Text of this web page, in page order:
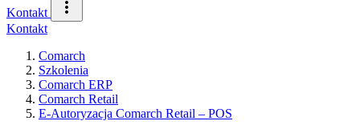
Kontakt
Kontakt
Comarch
Szkolenia
Comarch ERP
Comarch Retail
E-Autoryzacja Comarch Retail – POS